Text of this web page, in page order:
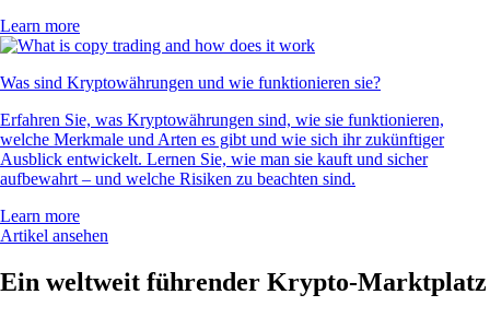
Learn more
Was sind Kryptowährungen und wie funktionieren sie?
Erfahren Sie, was Kryptowährungen sind, wie sie funktionieren,
welche Merkmale und Arten es gibt und wie sich ihr zukünftiger
Ausblick entwickelt. Lernen Sie, wie man sie kauft und sicher
aufbewahrt – und welche Risiken zu beachten sind.
Learn more
Artikel ansehen
Ein weltweit führender Krypto-Marktplatz